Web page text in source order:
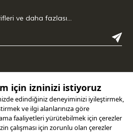
ve daha fazlası…